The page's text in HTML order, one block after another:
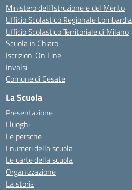
Ministero dell’Istruzione e del Merito
Ufficio Scolastico Regionale Lombardia
Ufficio Scolastico Territoriale di Milano
Scuola in Chiaro
Iscrizioni On Line
Invalsi
Comune di Cesate
La Scuola
Presentazione
I luoghi
Le persone
I numeri della scuola
Le carte della scuola
Organizzazione
La storia